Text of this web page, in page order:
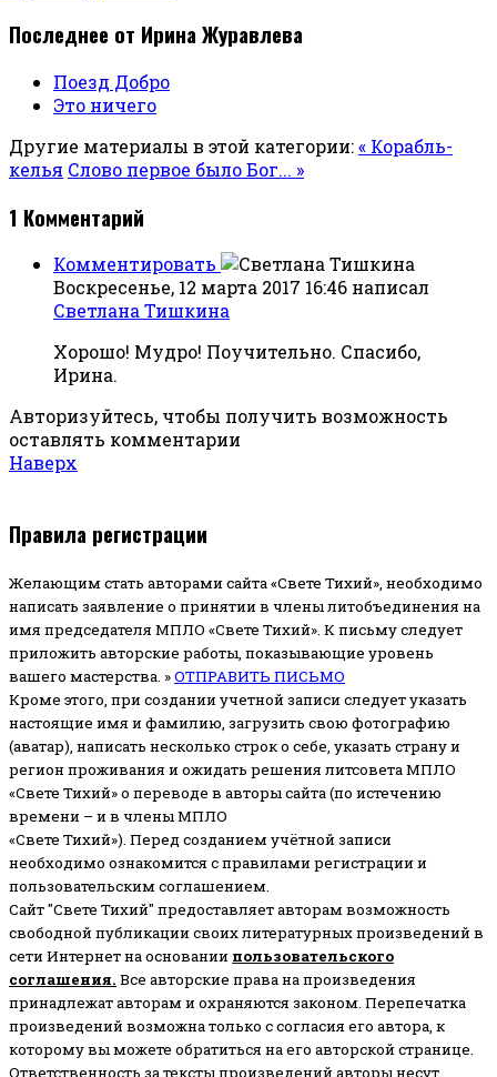
Последнее от Ирина Журавлева
Поезд Добро
Это ничего
Другие материалы в этой категории:« Корабль-
келья Слово первое было Бог... »
1 Комментарий
Комментировать
Воскресенье, 12 марта 2017 16:46 написал
Светлана Тишкина
Хорошо! Мудро! Поучительно. Спасибо,
Ирина.
Авторизуйтесь, чтобы получить возможность
оставлять комментарии
Наверх
Правила регистрации
Желающим стать авторами сайта «Свете Тихий», необходимо
написать заявление о принятии в члены литобъединения на
имя председателя МПЛО «Свете Тихий». К письму следует
приложить авторские работы, показывающие уровень
вашего мастерства. »ОТПРАВИТЬ ПИСЬМО
Кроме этого, при создании учетной записи следует указать
настоящие имя и фамилию, загрузить свою фотографию
(аватар), написать несколько строк о себе, указать страну и
регион проживания и ожидать решения литсовета МПЛО
«Свете Тихий» о переводе в авторы сайта (по истечению
времени – и в члены МПЛО
«Свете Тихий»). Перед созданием учётной записи
необходимо ознакомится с правилами регистрации и
пользовательским соглашением.
Сайт "Свете Тихий" предоставляет авторам возможность
свободной публикации своих литературных произведений в
сети Интернет на основании пользовательского
соглашения. Все авторские права на произведения
принадлежат авторам и охраняются законом. Перепечатка
произведений возможна только с согласия его автора, к
которому вы можете обратиться на его авторской странице.
Ответственность за тексты произведений авторы несут